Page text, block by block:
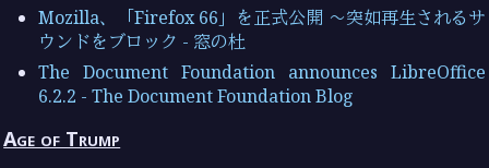
Mozilla、「Firefox 66」を正式公開 ～突如再生されるサ
ウンドをブロック - 窓の杜
The Document Foundation announces LibreOffice
6.2.2 - The Document Foundation Blog
Age of Trump